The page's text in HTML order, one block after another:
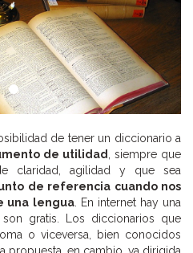
de tener un diccionario a
de utilidad , siempre que
claridad, agilidad y que sea
de referencia cuando nos
una lengua. En internet hay una
gratis. Los diccionarios que
o viceversa, bien conocidos
propuesta, en cambio, va dirigida